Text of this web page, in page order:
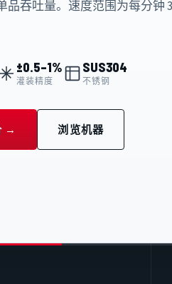
品吞吐量。速度范围为每分钟
±0.5–1%
灌装精度
SUS304
不锈钢
→ 浏览机器